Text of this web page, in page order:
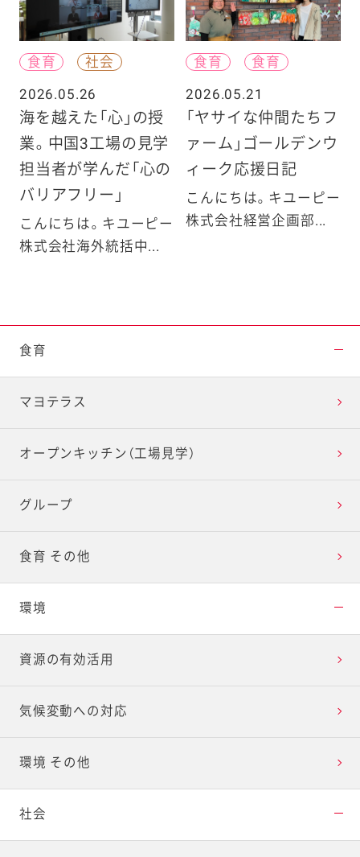
食育
社会
2026.05.26
海を越えた「心」の授
業。中国3工場の見学
担当者が学んだ「心の
バリアフリー」
こんにちは。キユーピー
株式会社海外統括中...
食育
食育
2026.05.21
「ヤサイな仲間たちフ
ァーム」ゴールデンウ
ィーク応援日記
こんにちは。キユーピー
株式会社経営企画部...
食育
マヨテラス
オープンキッチン（工場見学）
グループ
食育 その他
環境
資源の有効活用
気候変動への対応
環境 その他
社会